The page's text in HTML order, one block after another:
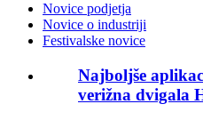
Novice podjetja
Novice o industriji
Festivalske novice
Najboljše
verižna dvigala